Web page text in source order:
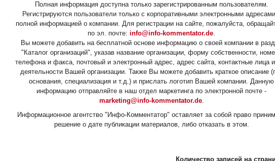
Полная информация доступна только зарегистрированным пользователям.
Регистрируются пользователи только с корпоративными электронными
полной информацией о компании. Для регистрации на сайте, пожалуйста,
по эл. почте: info@info-kommentator.de.
Вы можете добавить на бесплатной основе информацию о своей компании в
"Каталог организаций", указав название организации, форму собственности,
телефона и факса, почтовый и электронный адрес, адрес сайта, контактные лица
деятельности Вашей организации. Также Вы можете добавить краткое описание
основания, специализация и т.д.) и прислать логотип Вашей компании. Данную
информацию отправляйте в наш отдел маркетинга по электронной почте -
marketing@info-kommentator.de.
Информационное агентство "Инфо-Комментатор" оставляет за собой право
решение о дате публикации материалов, либо отказать в этом.
Количество записей на